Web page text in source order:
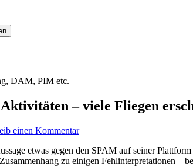
DAM, PIM etc.
– viele Fliegen
einen Kommentar
etwas gegen den SPAM auf seiner
zu einigen Fehlinterpretationen –